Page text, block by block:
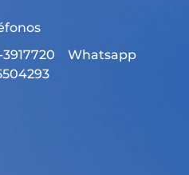
3917720 Whatsapp